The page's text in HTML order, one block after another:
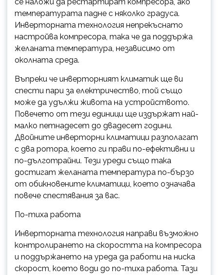
температурата падне с няколко градуса.
Инверторната технология непрекъснато
настройва компресора, така че да поддържа
желаната температура, независимо от
околната среда.
Въпреки че инверторният климатик ще ви
спести пари за електричество, той също
може да удължи живота на устройството.
Повечето от тези единици ще издържат най-
малко петнадесет до двадесет години.
Двойните инверторни климатици разполагат
с два ротора, което ги прави по-ефективни и
по-дълготрайни. Тези уреди също така
достигат желаната температура по-бързо
от обикновените климатици, което означава
повече спестявания за вас.
По-тиха работа
Инверторната технология направи възможно
контролирането на скоростта на компресора
и поддържането на уреда да работи на ниска
скорост, което води до по-тиха работа. Тази